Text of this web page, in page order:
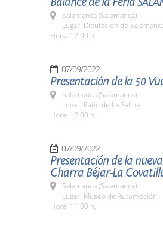
Salamanca (Salamanca)
Lugar: Diputación de
Hora: 17:00 h.
07/09/2022
Presentación de la 50
Salamanca (Salamanca)
Lugar: Patio de La Salina
Hora: 12:00 h.
07/09/2022
Presentación de la
Charra Béjar-La
Salamanca (Salamanca)
Lugar: Museo de Automoción
Hora: 11:00 h.